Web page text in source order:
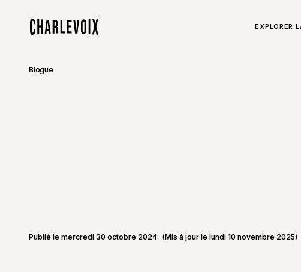
EXPLORER
TOUT SUR
Blogue
Publié le mercredi 30 octobre 2024 (Mis à jour le lundi 10 novembre 2025)